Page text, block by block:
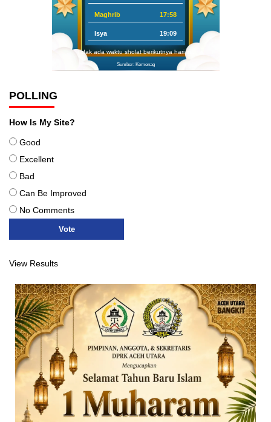
Maghrib 17:58
Isya 19:09
Tidak ada waktu sholat berikutnya hari ini.
Sumber: Kemenag
POLLING
How Is My Site?
Good
Excellent
Bad
Can Be Improved
No Comments
View Results